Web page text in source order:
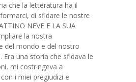
che la letteratura ha il
di sfidare le nostre
NEVE E LA SUA
la nostra
del mondo e del nostro
Era una storia che sfidava le
mi costringeva a
i miei pregiudizi e